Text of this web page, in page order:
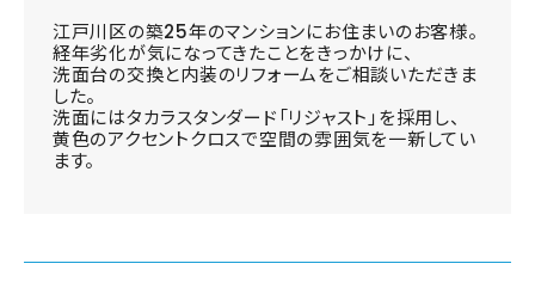
江戸川区の築25年のマンションにお住まいのお客様。
経年劣化が気になってきたことをきっかけに、
洗面台の交換と内装のリフォームをご相談いただきま
した。
洗面にはタカラスタンダード「リジャスト」を採用し、
黄色のアクセントクロスで空間の雰囲気を一新してい
ます。